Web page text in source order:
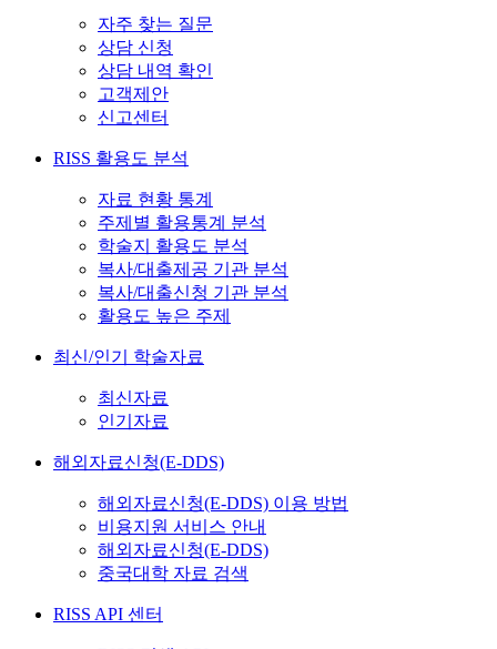
자주 찾는 질문
상담 신청
상담 내역 확인
고객제안
신고센터
RISS 활용도 분석
자료 현황 통계
주제별 활용통계 분석
학술지 활용도 분석
복사/대출제공 기관 분석
복사/대출신청 기관 분석
활용도 높은 주제
최신/인기 학술자료
최신자료
인기자료
해외자료신청(E-DDS)
해외자료신청(E-DDS) 이용 방법
비용지원 서비스 안내
해외자료신청(E-DDS)
중국대학 자료 검색
RISS API 센터